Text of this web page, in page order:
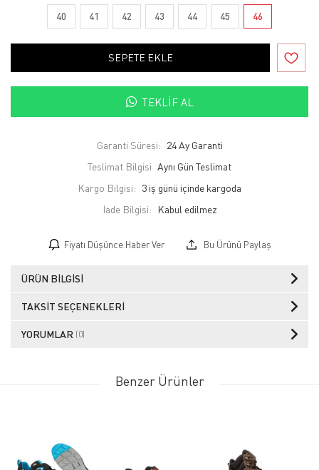
40 41 42 43 44 45 46
SEPETE EKLE
TEKLIF AL
Garanti Süresi: 24 Ay Garanti
Teslimat Bilgisi Aynı Gün Teslimat
Kargo Bilgisi: 3 iş günü içinde kargoda
İade Bilgisi:
Fiyatı Düşünce Haber Ver Bu Ürünü Paylaş
ÜRÜN BILGISI
TAKSIT SEÇENEKLERI
YORUMLAR (0)
Benzer Ürünler